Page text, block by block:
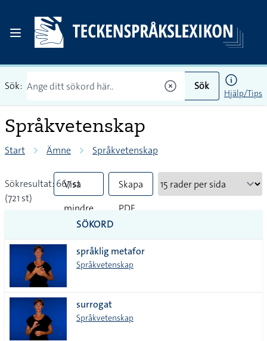
Sök: Sök
Hjälp/Tips
Språkvetenskap
Start Ämne Språkvetenskap
Sökresultat: 667 st
(721 st)
Visa
mindre
tecken
Skapa
PDF
SÖKORD
språklig metafor
Språkvetenskap
surrogat
Språkvetenskap